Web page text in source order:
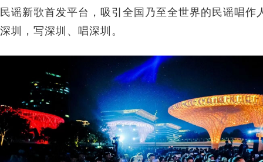
民谣新歌首发平台，吸引全国乃至全世界的民谣唱作
深圳，写深圳、唱深圳。